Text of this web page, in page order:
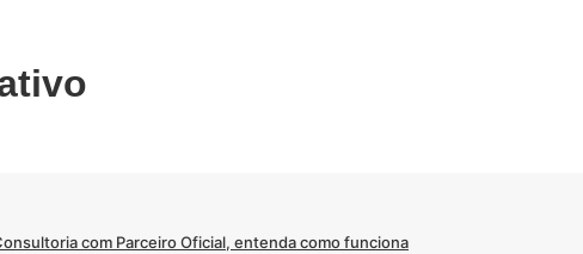
com Parceiro Oficial, entenda como funciona